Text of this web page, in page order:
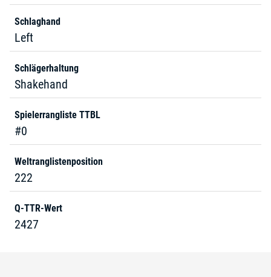
Schlaghand
Left
Schlägerhaltung
Shakehand
Spielerrangliste TTBL
#0
Weltranglistenposition
222
Q-TTR-Wert
2427